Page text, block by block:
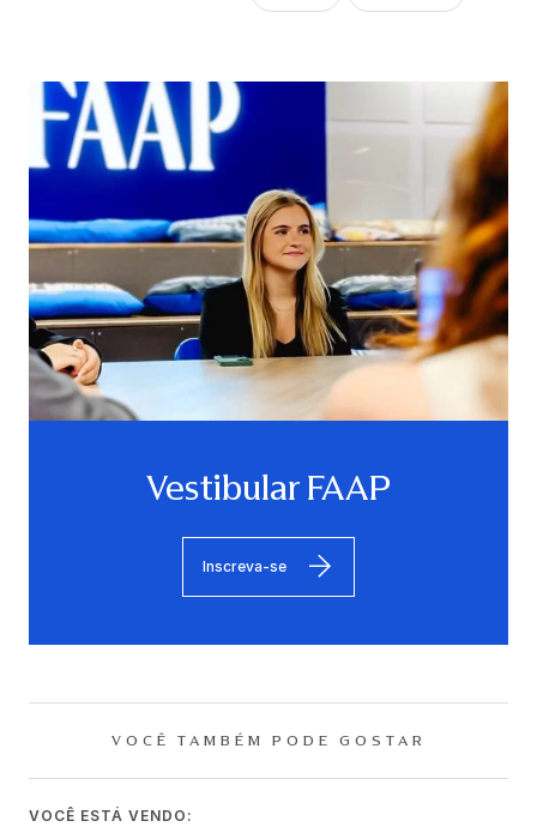
Vestibular FAAP
Inscreva-se
VOCÊ TAMBÉM PODE GOSTAR
VOCÊ ESTÁ VENDO: